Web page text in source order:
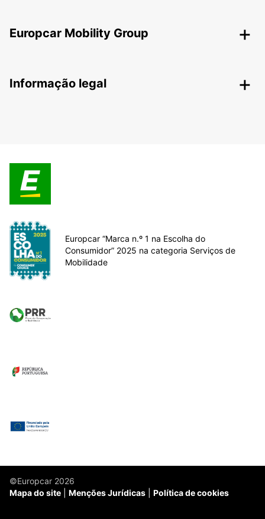
Europcar Mobility Group
Informação legal
Europcar “Marca n.º 1 na Escolha do
Consumidor” 2025 na categoria Serviços de
Mobilidade
©Europcar 2026
Mapa do site
Menções Jurídicas Política de cookies